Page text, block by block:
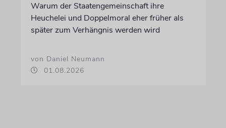
Warum der Staatengemeinschaft ihre
Heuchelei und Doppelmoral eher früher als
später zum Verhängnis werden wird
von Daniel Neumann
01.08.2026